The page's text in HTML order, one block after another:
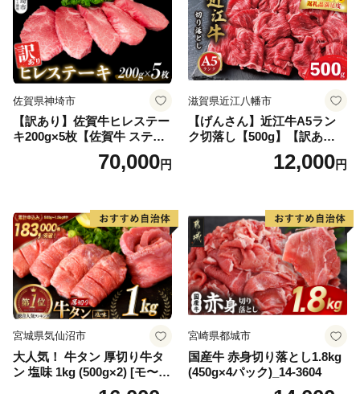
佐賀県神埼市
【訳あり】佐賀牛ヒレステー
キ200g×5枚【佐賀牛 ステー
キ ブランド肉 ヒレ肉 フィレ
肉 ジューシー ヘルシー】(H0
70,000円
滋賀県近江八幡市
【げんさん】近江牛A5ラン
ク切落し【500g】【訳あり】
12,000円
宮城県気仙沼市
大人気！ 牛タン 厚切り牛タ
ン 塩味 1kg (500g×2) [モ〜ラ
ンド 宮城県 気仙沼市 205646
宮崎県都城市
国産牛 赤身切り落とし1.8kg
(450g×4パック)_14-3604